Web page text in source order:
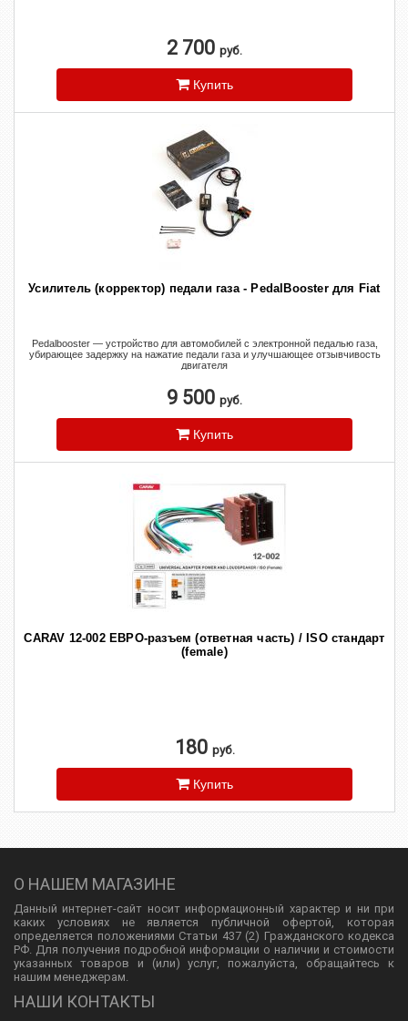
2 700 руб.
Купить
Усилитель (корректор) педали газа - PedalBooster для Fiat
Pedalbooster — устройство для автомобилей с электронной педалью газа,
убирающее задержку на нажатие педали газа и улучшающее отзывчивость
двигателя
9 500 руб.
Купить
CARAV 12-002 ЕВРО-разъем (ответная часть) / ISO стандарт
(female)
180 руб.
Купить
О НАШЕМ МАГАЗИНЕ
Данный интернет-сайт носит информационный характер и ни при
каких условиях не является публичной офертой, которая
определяется положениями Статьи 437 (2) Гражданского кодекса
РФ. Для получения подробной информации о наличии и стоимости
указанных товаров и (или) услуг, пожалуйста, обращайтесь к
нашим менеджерам.
НАШИ КОНТАКТЫ